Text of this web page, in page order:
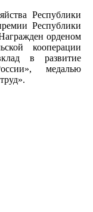
Республики
Республики
орденом
кооперации
в развитие
медалью